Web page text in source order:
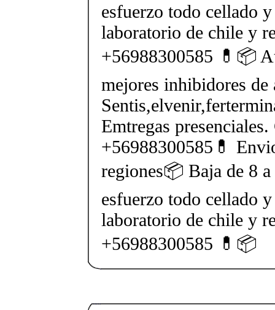
esfuerzo todo cellado
laboratorio de chile y
+56988300585 💊📦
mejores inhibidores de
Emtregas presenciales.
+56988300585💊
regiones📦 Baja de 8
esfuerzo todo cellado
laboratorio de chile y
+56988300585 💊📦